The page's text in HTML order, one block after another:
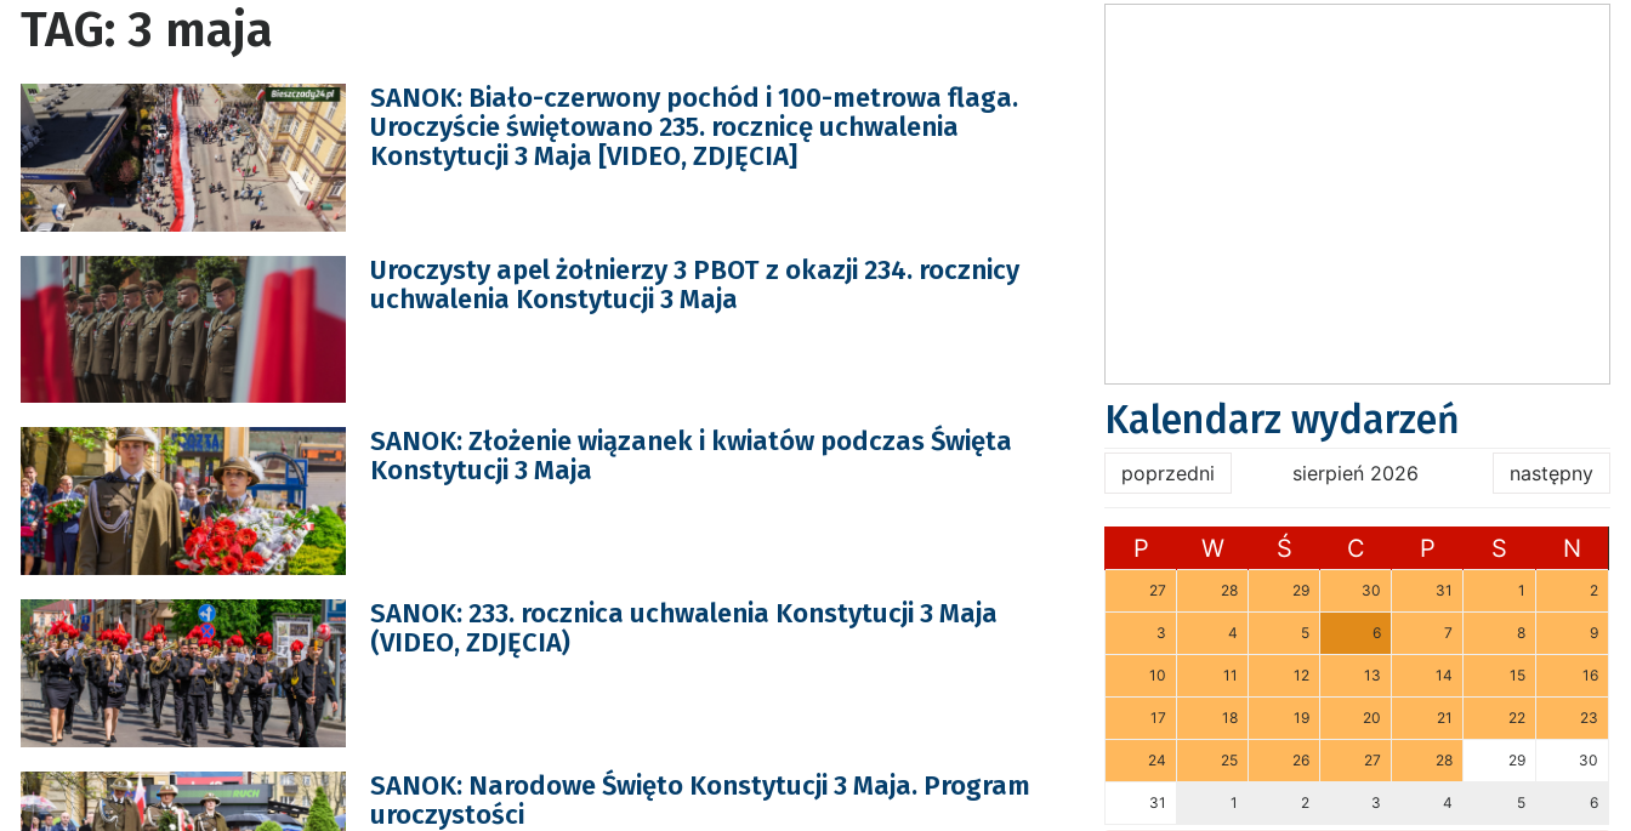
TAG: 3 maja
SANOK: Biało-czerwony pochód i 100-metrowa flaga.
Uroczyście świętowano 235. rocznicę uchwalenia
Konstytucji 3 Maja [VIDEO, ZDJĘCIA]
Uroczysty apel żołnierzy 3 PBOT z okazji 234. rocznicy
uchwalenia Konstytucji 3 Maja
SANOK: Złożenie wiązanek i kwiatów podczas Święta
Konstytucji 3 Maja
SANOK: 233. rocznica uchwalenia Konstytucji 3 Maja
(VIDEO, ZDJĘCIA)
SANOK: Narodowe Święto Konstytucji 3 Maja. Program
uroczystości
Kalendarz wydarzeń
poprzedni sierpień 2026 następny
P W Ś C P S N
27 28 29 30 31 1 2
3 4 5 6 7 8 9
10 11 12 13 14 15 16
17 18 19 20 21 22 23
24 25 26 27 28 29 30
31 1 2 3 4 5 6